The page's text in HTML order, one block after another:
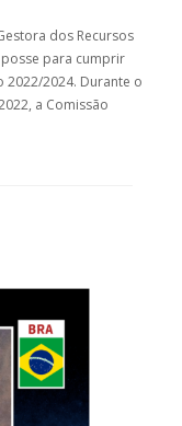
dos Recursos
para cumprir
2024. Durante o
a Comissão